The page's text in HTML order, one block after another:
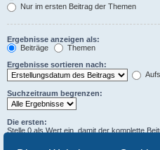
Nur im ersten Beitrag der Themen
Ergebnisse anzeigen als:
Beiträge
Themen
Ergebnisse sortieren nach:
Suchzeitraum begrenzen:
Die ersten:
Stelle 0 als Wert ein, damit der komplette